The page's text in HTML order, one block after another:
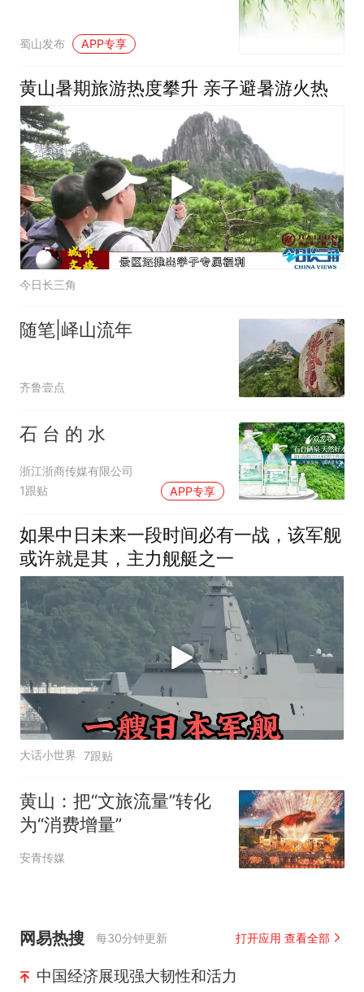
蜀山发布 APP专享
黄山暑期旅游热度攀升 亲子避暑游火热
今日长三角
随笔|峄山流年
齐鲁壹点
石 台 的 水
浙江浙商传媒有限公司
1跟贴
APP专享
如果中日未来一段时间必有一战，该军舰
或许就是其，主力舰艇之一
大话小世界 7跟贴
黄山：把“文旅流量”转化
为“消费增量”
安青传媒
网易热搜 每30分钟更新 打开应用 查看全部
中国经济展现强大韧性和活力